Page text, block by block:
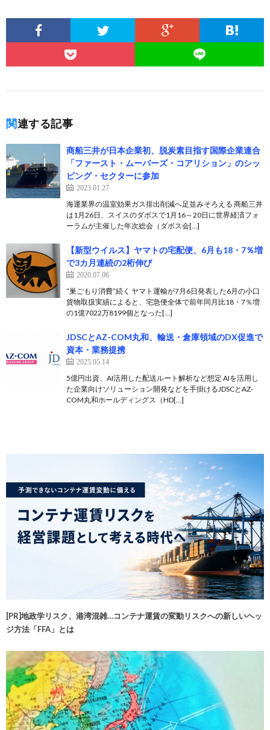
関連する記事
商船三井が日本企業初、脱炭素目指す国際企業連合
「ファースト・ムーバーズ・コアリション」のシッ
ピング・セクターに参加
2023.01.27
海運業界の温室効果ガス排出削減へ足並みそろえる 商船三井
は1月26日、スイスのダボスで1月16～20日に世界経済フォ
ーラムが主催した年次総会（ダボス会[…]
【新型ウイルス】ヤマトの宅配便、6月も18・7％増
で3カ月連続の2桁伸び
2020.07.06
“巣ごもり消費”続く ヤマト運輸が7月6日発表した6月の小口
貨物取扱実績によると、宅急便全体で前年同月比18・7％増
の1億7022万8199個となった[…]
JDSCとAZ-COM丸和、輸送・倉庫領域のDX促進で
資本・業務提携
2025.05.14
5億円出資、AI活用した配送ルート解析など想定 AIを活用し
た企業向けソリューション開発などを手掛けるJDSCとAZ-
COM丸和ホールディングス（HD[…]
[PR]地政学リスク、港湾混雑…コンテナ運賃の変動リスクへの新しいヘッ
ジ方法「FFA」とは